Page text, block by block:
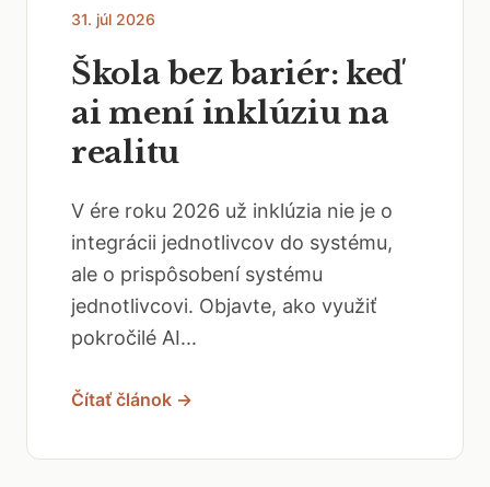
31. júl 2026
Škola bez bariér: keď
ai mení inklúziu na
realitu
V ére roku 2026 už inklúzia nie je o
integrácii jednotlivcov do systému,
ale o prispôsobení systému
jednotlivcovi. Objavte, ako využiť
pokročilé AI...
Čítať článok →